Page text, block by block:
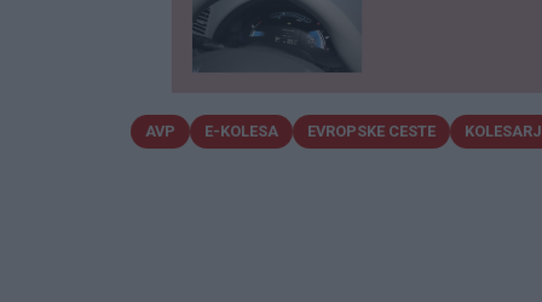
AVP E-KOLESA EVROPSKE CESTE